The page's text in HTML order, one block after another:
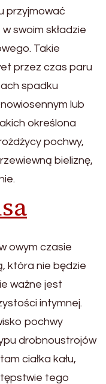
przyjmować
swoim składzie
Takie
przez czas paru
spadku
lub
określona
pochwy,
bieliznę,
owym czasie
która nie będzie
ważne jest
intymnej.
pochwy
drobnoustrojów
ciałka kału,
tego